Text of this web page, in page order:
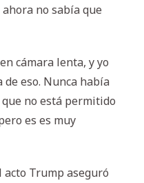
no sabía que
cámara lenta, y yo
de eso. Nunca había
no está permitido
es es muy
acto Trump aseguró